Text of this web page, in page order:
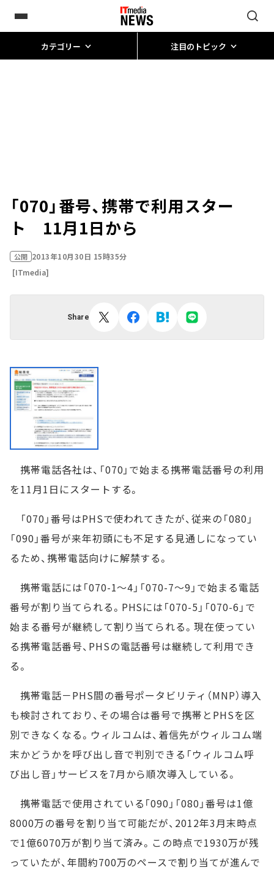
カテゴリー 注目のトピック
「070」番号、携帯で利用スター
ト 11月1日から
公開 2013年10月30日 15時35分
[ITmedia]
Share
携帯電話各社は、「070」で始まる携帯電話番号の利用
を11月1日にスタートする。
「070」番号はPHSで使われてきたが、従来の「080」
「090」番号が来年初頭にも不足する見通しになってい
るため、携帯電話向けに解禁する。
携帯電話には「070-1～4」「070-7～9」で始まる電話
番号が割り当てられる。PHSには「070-5」「070-6」で
始まる番号が継続して割り当てられる。現在使ってい
る携帯電話番号、PHSの電話番号は継続して利用でき
る。
携帯電話－PHS間の番号ポータビリティ（MNP）導入
も検討されており、その場合は番号で携帯とPHSを区
別できなくなる。ウィルコムは、着信先がウィルコム端
末かどうかを呼び出し音で判別できる「ウィルコム呼
び出し音」サービスを7月から順次導入している。
携帯電話で使用されている「090」「080」番号は1億
8000万の番号を割り当て可能だが、2012年3月末時点
で1億6070万が割り当て済み。この時点で1930万が残
っていたが、年間約700万のペースで割り当てが進んで